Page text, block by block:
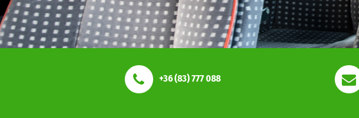
+36 (83) 777 088